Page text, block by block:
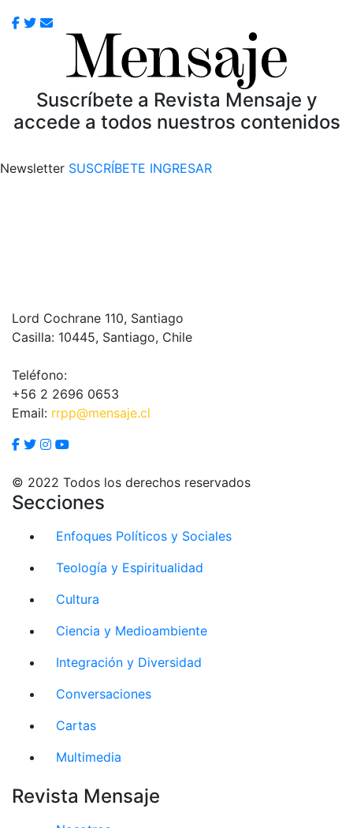
Suscríbete a Revista Mensaje y
accede a todos nuestros contenidos
Newsletter SUSCRÍBETE INGRESAR
Lord Cochrane 110, Santiago
Casilla: 10445, Santiago, Chile
Teléfono:
+56 2 2696 0653
Email: rrpp@mensaje.cl
© 2022 Todos los derechos reservados
Secciones
Enfoques Políticos y Sociales
Teología y Espiritualidad
Cultura
Ciencia y Medioambiente
Integración y Diversidad
Conversaciones
Cartas
Multimedia
Revista Mensaje